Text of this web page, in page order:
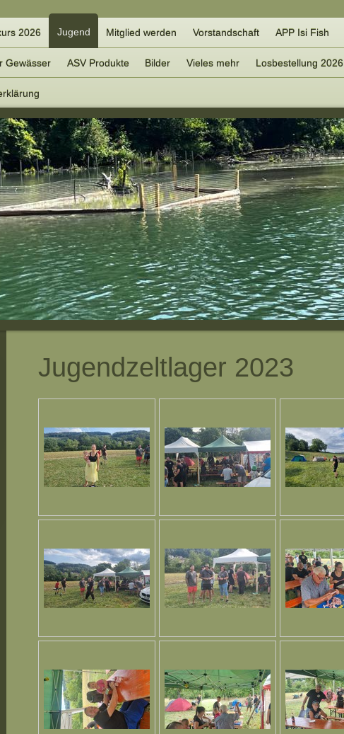
2026 Jugend Mitglied werden Vorstandschaft APP Isi Fish
Gewässer ASV Produkte Bilder Vieles mehr Losbestellung 2026
Jugendzeltlager 2023